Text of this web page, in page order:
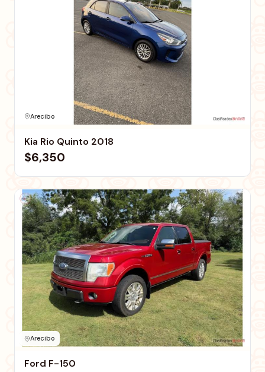
Arecibo
Kia Rio Quinto 2018
$6,350
Arecibo
Ford F-150